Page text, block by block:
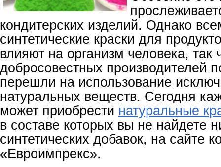
кондитерских изделий. Однако
синтетические краски для
влияют на организм человека, так
добросовестных производителей
перешли на использование
натуральных веществ. Сегодня
может приобрести натуральные
в составе которых вы не найдете
синтетических добавок, на сайте
«Евроимпрекс».